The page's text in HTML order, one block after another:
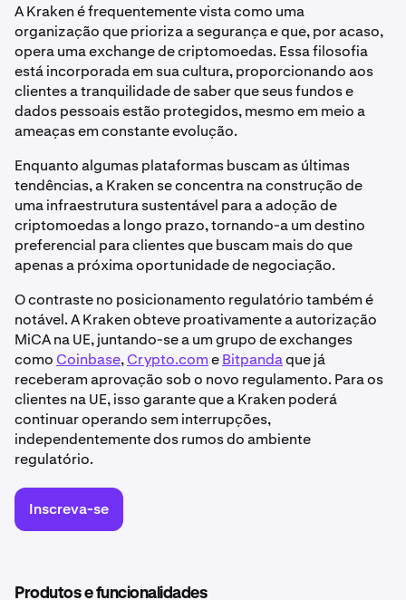
A Kraken é frequentemente vista como uma
organização que prioriza a segurança e que, por acaso,
opera uma exchange de criptomoedas. Essa filosofia
está incorporada em sua cultura, proporcionando aos
clientes a tranquilidade de saber que seus fundos e
dados pessoais estão protegidos, mesmo em meio a
ameaças em constante evolução.
Enquanto algumas plataformas buscam as últimas
tendências, a Kraken se concentra na construção de
uma infraestrutura sustentável para a adoção de
criptomoedas a longo prazo, tornando-a um destino
preferencial para clientes que buscam mais do que
apenas a próxima oportunidade de negociação.
O contraste no posicionamento regulatório também é
notável. A Kraken obteve proativamente a autorização
MiCA na UE, juntando-se a um grupo de exchanges
como Coinbase,Crypto.comeBitpandaque já
receberam aprovação sob o novo regulamento. Para os
clientes na UE, isso garante que a Kraken poderá
continuar operando sem interrupções,
independentemente dos rumos do ambiente
regulatório.
Inscreva-se
Produtos e funcionalidades